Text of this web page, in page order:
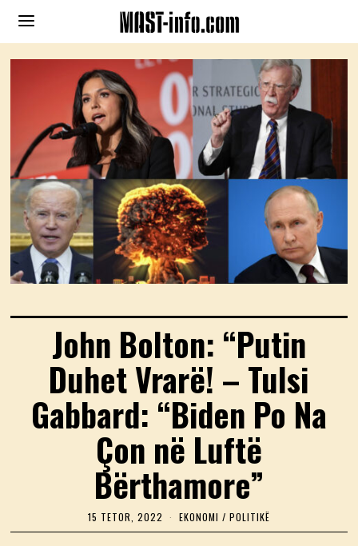
John Bolton: “Putin
Duhet Vrarë! – Tulsi
Gabbard: “Biden Po Na
Çon në Luftë
Bërthamore”
15 TETOR, 2022
5
EKONOMI / POLITIKË